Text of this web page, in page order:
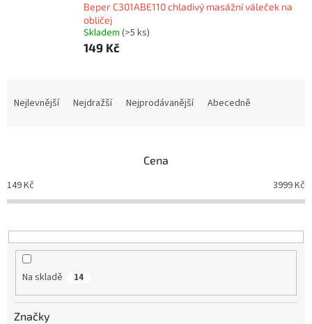
Beper C301ABE110 chladivý masážní váleček na
obličej
Skladem (>5 ks)
149 Kč
p
u
Nejlevnější Nejdražší Nejprodávanější Abecedně
Cena
149Kč 3999Kč
Na skladě 14
Značky